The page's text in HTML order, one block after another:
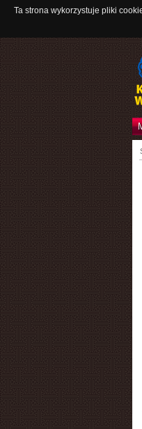
Ta strona wykorzystuje pliki